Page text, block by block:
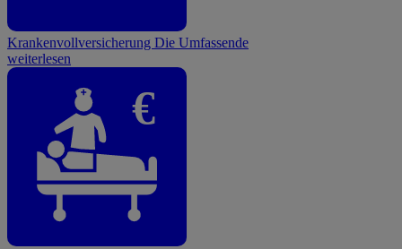
Krankenvollversicherung Die Umfassende
weiterlesen
€